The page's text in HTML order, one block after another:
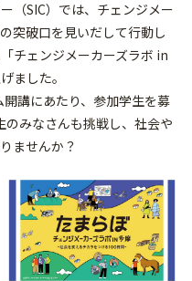
（SIC）では、チェンジメー
突破口を見いだして行動し
チェンジメーカーズラボ in
ました。
講にあたり、参加学生を募
のみなさんも挑戦し、社会や
ませんか？